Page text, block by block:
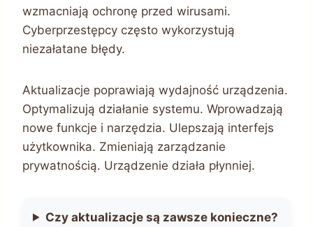
wzmacniają ochronę przed wirusami.
Cyberprzestępcy często wykorzystują
niezałatane błędy.
Aktualizacje poprawiają wydajność urządzenia.
Optymalizują działanie systemu. Wprowadzają
nowe funkcje i narzędzia. Ulepszają interfejs
użytkownika. Zmieniają zarządzanie
prywatnością. Urządzenie działa płynniej.
Czy aktualizacje są zawsze konieczne?